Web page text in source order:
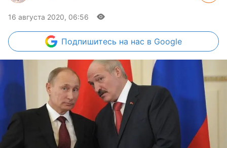
16 августа 2020, 06:56
Подпишитесь на нас в Google